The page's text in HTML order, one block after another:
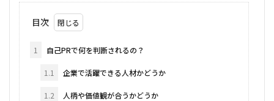
目次
1 自己PRで何を判断されるの？
1.1 企業で活躍できる人材かどうか
1.2 人柄や価値観が合うかどうか